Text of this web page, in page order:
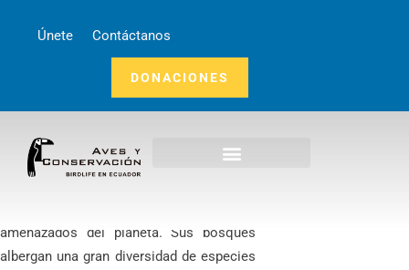
Únete Contáctanos
DONACIONES
Nosotros
Publicaciones
amenazados del planeta. Sus bosques
albergan una gran diversidad de especies